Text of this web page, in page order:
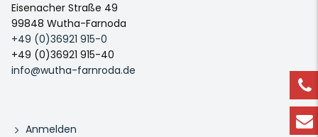
Eisenacher Straße 49
99848 Wutha-Farnoda
+49 (0)36921 915-0
+49 (0)36921 915-40
info@wutha-farnroda.de
Anmelden